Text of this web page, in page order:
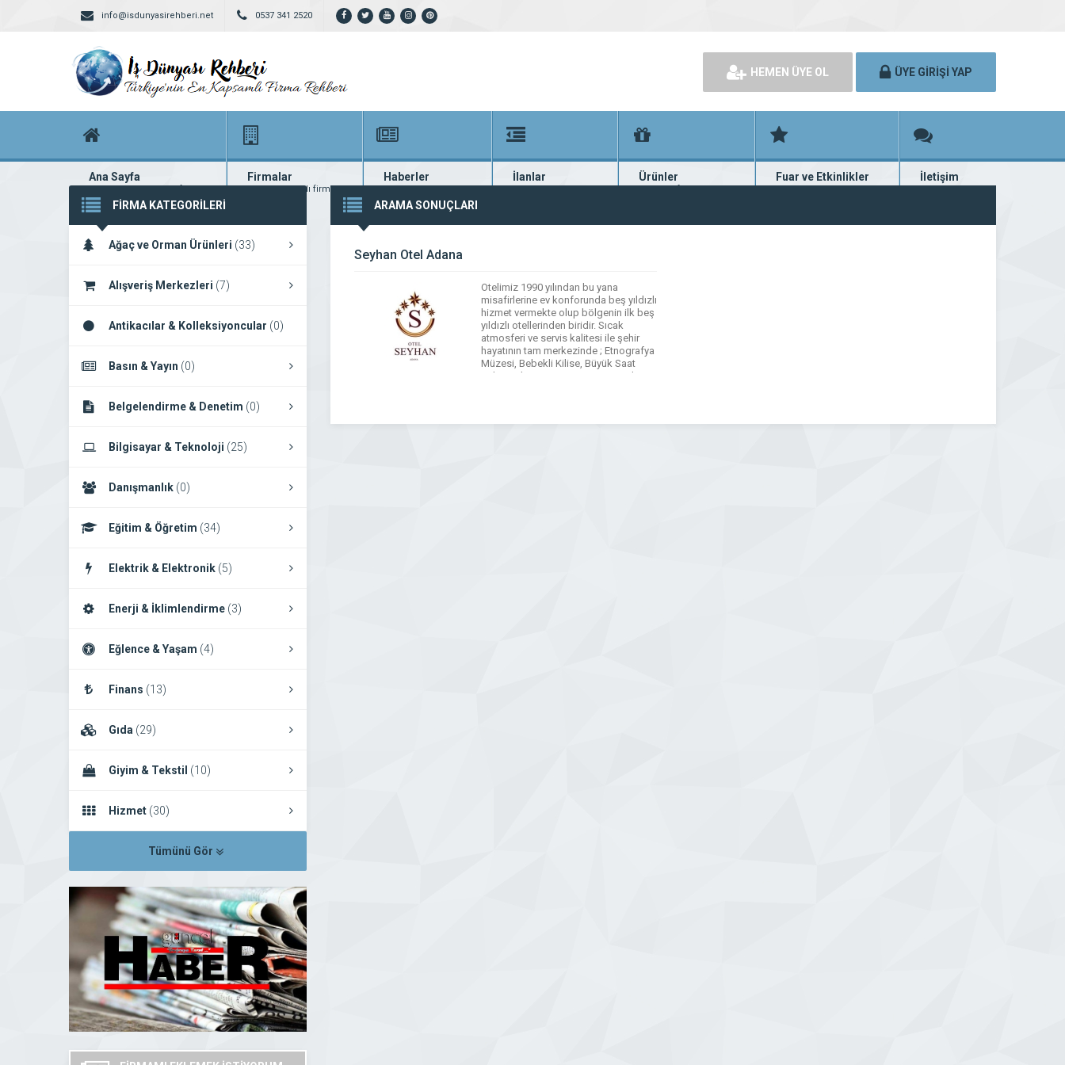
info@isdunyasirehberi.net 0537 341 2520
HEMEN ÜYE OL ÜYE GİRİŞİ YAP
Ana Sayfa
Firma rehberi ana sayfanız
Firmalar
Yüzlerce kayıtlı firma
Haberler
En güncel haberler
İlanlar
Güncel seri ilanlar
Ürünler
Binlerce firma ürünü
Fuar ve Etkinlikler
Fuar ve etkinlik planları
İletişim
Bize ulaşın
FİRMA KATEGORİLERİ
Ağaç ve Orman Ürünleri (33)
Alışveriş Merkezleri (7)
Antikacılar & Kolleksiyoncular (0)
Basın & Yayın (0)
Belgelendirme & Denetim (0)
Bilgisayar & Teknoloji (25)
Danışmanlık (0)
Eğitim & Öğretim (34)
Elektrik & Elektronik (5)
Enerji & İklimlendirme (3)
Eğlence & Yaşam (4)
Finans (13)
Gıda (29)
Giyim & Tekstil (10)
Hizmet (30)
Tümünü Gör
ARAMA SONUÇLARI
Seyhan Otel Adana
Otelimiz 1990 yılından bu yana
misafirlerine ev konforunda beş yıldızlı
hizmet vermekte olup bölgenin ilk beş
yıldızlı otellerinden biridir. Sıcak
atmosferi ve servis kalitesi ile şehir
hayatının tam merkezinde ; Etnografya
Müzesi, Bebekli Kilise, Büyük Saat
Kulesi, Ulu Cami, Taş Köprü ve Sabancı